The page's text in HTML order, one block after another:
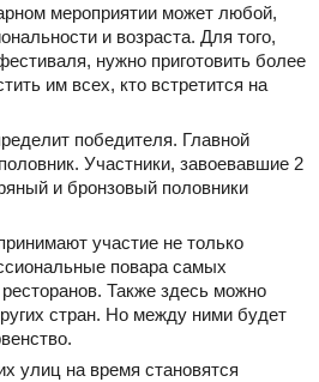
мероприятии может любой,
и возраста. Для того,
нужно приготовить более
им всех, кто встретится на
победителя. Главной
Участники, завоевавшие 2
и бронзовый половники
участие не только
повара самых
Также здесь можно
стран. Но между ними будет
улиц на время становятся